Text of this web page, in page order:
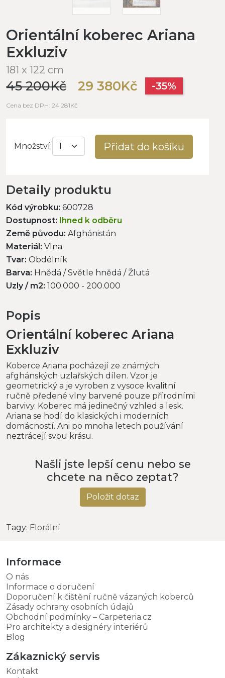
Orientální koberec Ariana
Exkluziv
181 x 122 cm
45 200Kč 29 380Kč -35%
Cena bez DPH: 24 281Kč
Množství Přidat do košíku
Detaily produktu
Kód výrobku: 600728
Dostupnost: Ihned k odběru
Země původu: Afghánistán
Materiál: Vlna
Tvar: Obdélník
Barva: Hnědá / Světle hnědá / Žlutá
Uzly / m2: 100.000 - 200.000
Popis
Orientální koberec Ariana
Exkluziv
Koberce Ariana pocházejí ze známých
afghánských uzlařských dílen. Vzor je
geometrický a je vyroben z vysoce kvalitní
ručně předené vlny barvené pouze přírodními
barvivy. Koberec má jedinečný vzhled a lesk.
Ariana se hodí do klasických i moderních
domácností. Ani po mnoha letech používání
neztrácejí svou krásu.
Našli jste lepší cenu nebo se
chcete na něco zeptat?
Položit dotaz
Tagy: Florální
Informace
O nás
Informace o doručení
Doporučení k čištění ručně vázaných koberců
Zásady ochrany osobních údajů
Obchodní podmínky – Carpeteria.cz
Pro architekty a designéry interiérů
Blog
Zákaznický servis
Kontakt